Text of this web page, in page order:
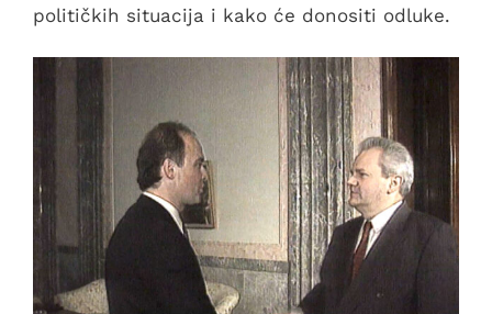
političkih situacija i kako će donositi odluke.